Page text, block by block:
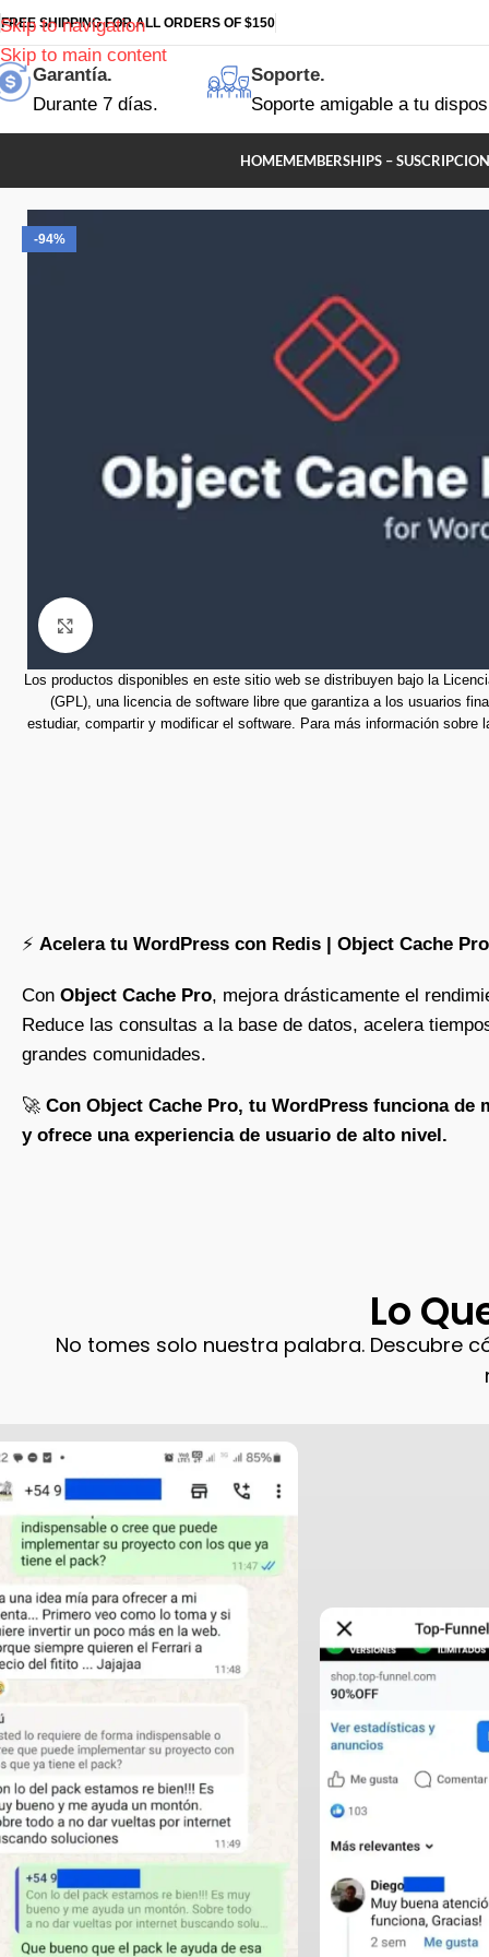
Skip to navigation
Skip to main content
FREE SHIPPING FOR ALL ORDERS OF $150
Garantía.
Durante 7 días.
Soporte.
Soporte amigable a tu
HOMEMEMBERSHIPS –
-94%
Los productos disponibles en este sitio web se distribuyen bajo la
(GPL), una licencia de software libre que garantiza a los usuarios
estudiar, compartir y modificar el software. Para más información sobre
⚡ Acelera tu WordPress con Redis | Object Cache
Con Object Cache Pro, mejora drásticamente el
Reduce las consultas a la base de datos, acelera
grandes comunidades.
🚀 Con Object Cache Pro, tu WordPress funciona
y ofrece una experiencia de usuario de alto nivel.
Lo
No tomes solo nuestra palabra. Descubre